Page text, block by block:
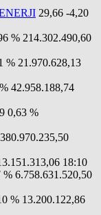
29,66 -4,20
% 214.302.490,60
% 21.970.628,13
42.958.188,74
0,63 %
18:10
% 6.758.631.520,50
% 13.200.122,86